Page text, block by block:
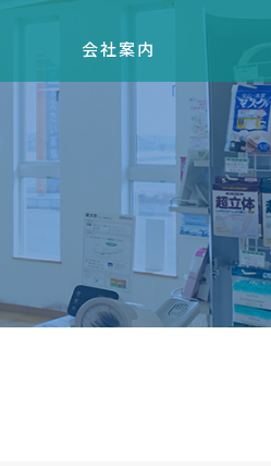
会社案内